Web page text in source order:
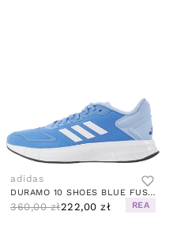
adidas
DURAMO 10 SHOES BLUE FUSION / CLOUD WHITE / LUCID BLUE
360,00 zł222,00 zł REA